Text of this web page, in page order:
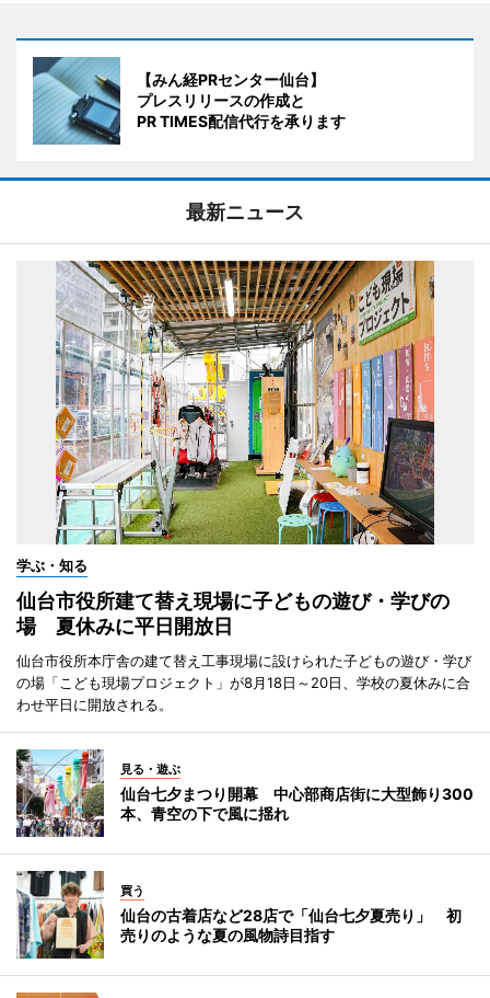
【みん経PRセンター仙台】
プレスリリースの作成と
PR TIMES配信代行を承ります
最新ニュース
学ぶ・知る
仙台市役所建て替え現場に子どもの遊び・学びの
場 夏休みに平日開放日
仙台市役所本庁舎の建て替え工事現場に設けられた子どもの遊び・学び
の場「こども現場プロジェクト」が8月18日～20日、学校の夏休みに合
わせ平日に開放される。
見る・遊ぶ
仙台七夕まつり開幕 中心部商店街に大型飾り300
本、青空の下で風に揺れ
買う
仙台の古着店など28店で「仙台七夕夏売り」 初
売りのような夏の風物詩目指す